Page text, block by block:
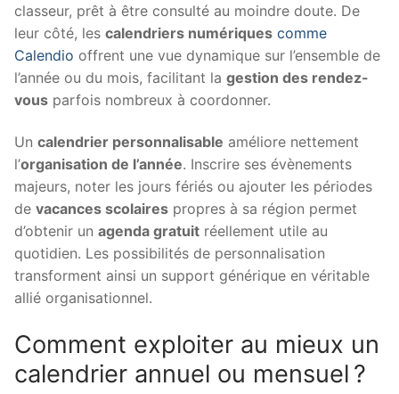
classeur, prêt à être consulté au moindre doute. De
leur côté, les calendriers numériques comme
Calendio offrent une vue dynamique sur l’ensemble de
l’année ou du mois, facilitant la gestion des rendez-
vous parfois nombreux à coordonner.
Un calendrier personnalisable améliore nettement
l’organisation de l’année. Inscrire ses évènements
majeurs, noter les jours fériés ou ajouter les périodes
de vacances scolaires propres à sa région permet
d’obtenir un agenda gratuit réellement utile au
quotidien. Les possibilités de personnalisation
transforment ainsi un support générique en véritable
allié organisationnel.
Comment exploiter au mieux un
calendrier annuel ou mensuel ?